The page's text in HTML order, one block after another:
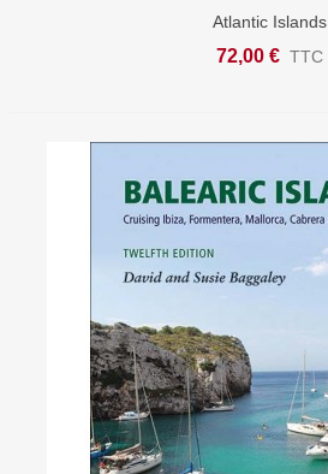
Atlantic Islands
72,00 € TTC